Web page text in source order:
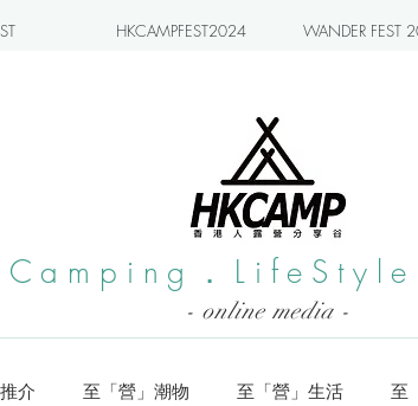
HKCAMPFEST2024 WANDER FEST
Camping．LifeStyle
- online media -
介 至「營」潮物 至「營」生活 至